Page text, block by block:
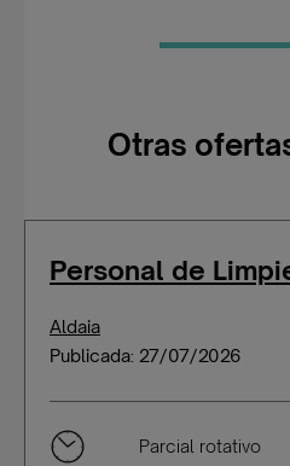
Otras
Personal de
Aldaia
Publicada: 27/07/2026
Parcial rotativo